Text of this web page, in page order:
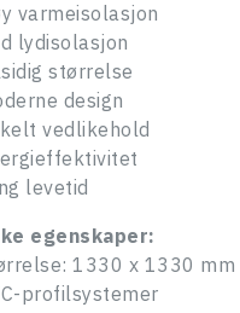
varmeisolasjon
lydisolasjon
størrelse
design
vedlikehold
levetid
egenskaper:
1330 x 1330 mm
profilsystemer